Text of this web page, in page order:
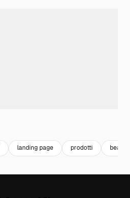
landing page prodotti